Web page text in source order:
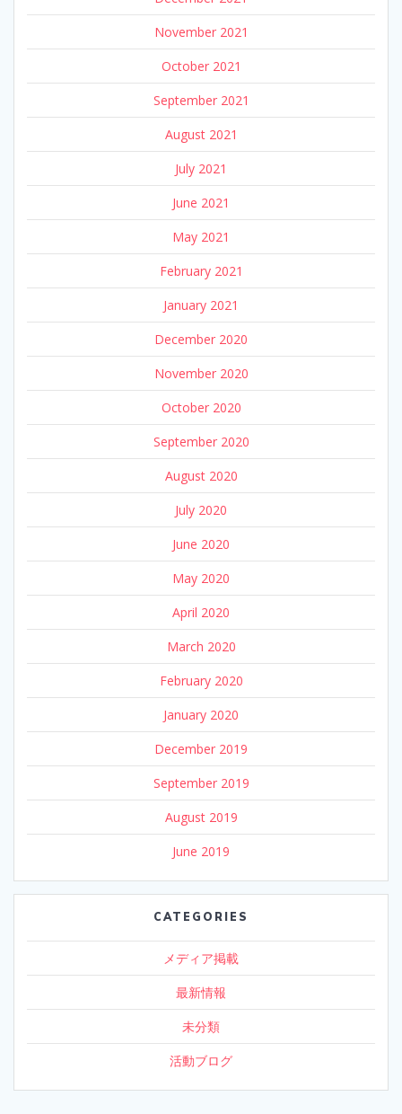
November 2021
October 2021
September 2021
August 2021
July 2021
June 2021
May 2021
February 2021
January 2021
December 2020
November 2020
October 2020
September 2020
August 2020
July 2020
June 2020
May 2020
April 2020
March 2020
February 2020
January 2020
December 2019
September 2019
August 2019
June 2019
CATEGORIES
メディア掲載
最新情報
未分類
活動ブログ